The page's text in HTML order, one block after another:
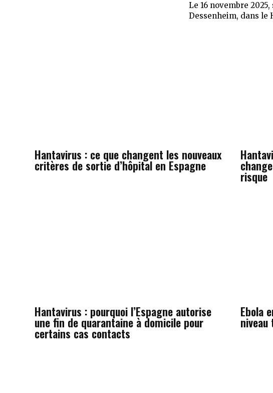
Le 16 novembre
Dessenheim, dans le
Hantavirus : ce que changent les nouveaux
critères de sortie d’hôpital en Espagne
risque
Hantavirus : pourquoi l’Espagne autorise
une fin de quarantaine à domicile pour
certains cas contacts
Ebola
niveau